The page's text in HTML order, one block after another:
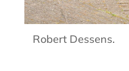
Robert Dessens.